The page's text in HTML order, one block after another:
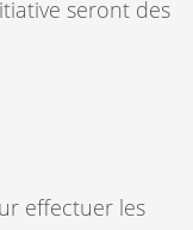
seront des
effectuer les